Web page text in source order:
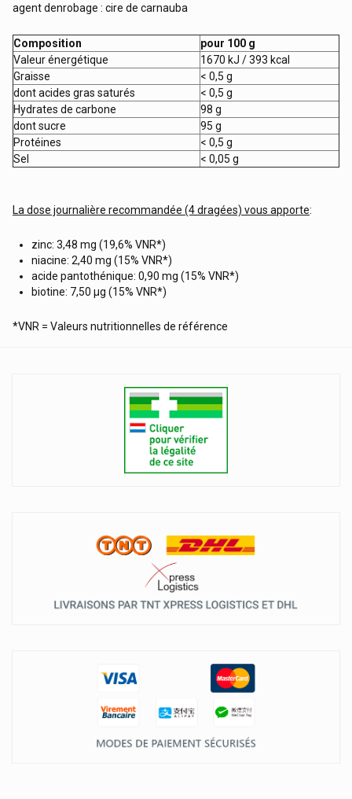
agent denrobage­ : cire de carnauba
Composition
pour 100 g
Valeur énergétique
1670 kJ / 393 kcal
Graisse
< 0,5 g
dont acides gras saturés
< 0,5 g
Hydrates de carbone
98 g
dont sucre
95 g
Protéines
< 0,5 g
Sel
< 0,05 g
La dose journalière recommandée (4 dragées) vous apporte:
zinc: 3,48 mg (19,6% VNR*)
niacine: 2,40 mg (15% VNR*)
acide pantothénique: 0,90 mg (15% VNR*)
biotine: 7,50 µg (15% VNR*)
*VNR = Valeurs nutritionnelles de référence